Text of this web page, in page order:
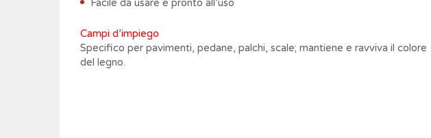
Facile da usare e pronto all’uso
Campi d’impiego
Specifico per pavimenti, pedane, palchi, scale; mantiene e ravviva il colore
del legno.